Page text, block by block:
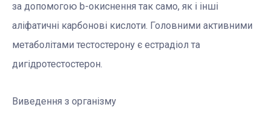
за допомогою b-окиснення так само, як і інші
аліфатичні карбонові кислоти. Головними активними
метаболітами тестостерону є естрадіол та
дигідротестостерон.
Виведення з організму